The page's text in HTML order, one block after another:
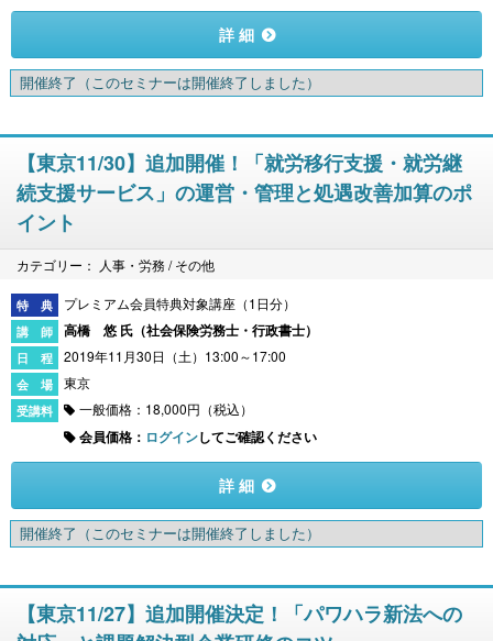
詳 細
開催終了 （このセミナーは開催終了しました）
【東京11/30】追加開催！「就労移行支援・就労継
続支援サービス」の運営・管理と処遇改善加算のポ
イント
カテゴリー： 人事・労務 / その他
プレミアム会員特典対象講座（1日分）
高橋 悠 氏（社会保険労務士・行政書士）
2019年11月30日（土）13:00～17:00
東京
一般価格：18,000円（税込）
会員価格： ログインしてご確認ください
詳 細
開催終了 （このセミナーは開催終了しました）
【東京11/27】追加開催決定！「パワハラ新法への